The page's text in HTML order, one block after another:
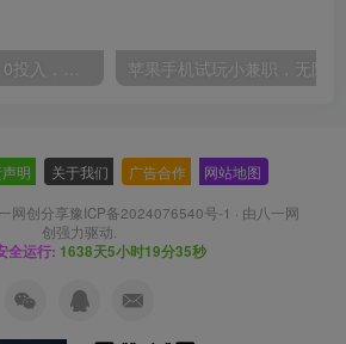
某讯游戏搬砖项目，0投入，可以挂机，轻松上手,月入3000+上不封顶
明 关于我们 广告合作 网站地图
网创分享豫ICP备2024076540号-1 · 由八一网
创强力驱动.
全运行: 1638天5小时19分35秒